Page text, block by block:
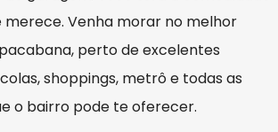
merece. Venha morar no melhor
perto de excelentes
shoppings, metrô e todas as
o bairro pode te oferecer.